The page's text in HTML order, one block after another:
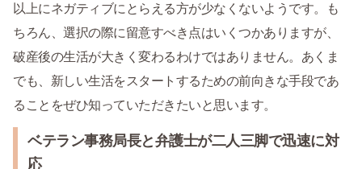
以上にネガティブにとらえる方が少なくないようです。も
ちろん、選択の際に留意すべき点はいくつかありますが、
破産後の生活が大きく変わるわけではありません。あくま
でも、新しい生活をスタートするための前向きな手段であ
ることをぜひ知っていただきたいと思います。
ベテラン事務局長と弁護士が二人三脚で迅速に対
応